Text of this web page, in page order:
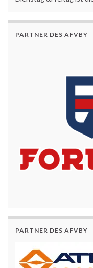
PARTNER DES AFVBY
PARTNER DES AFVBY